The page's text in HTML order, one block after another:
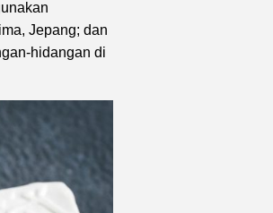
Jepang; dan
hidangan di